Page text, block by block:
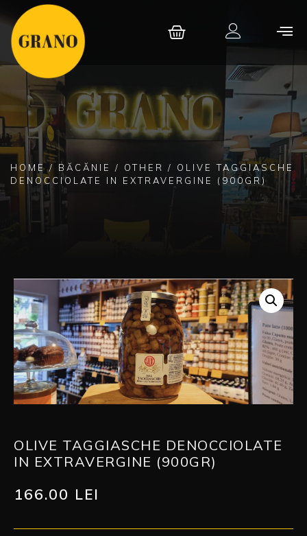
HOME / BĂCĂNIE / OTHER
/ OLIVE TAGGIASCHE
DENOCCIOLATE IN EXTRAVERGINE (900GR)
OLIVE TAGGIASCHE DENOCCIOLATE
IN EXTRAVERGINE (900GR)
166.00 LEI